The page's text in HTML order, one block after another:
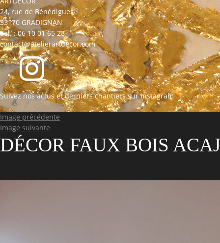
24, rue de Bénédigues
33170 GRADIGNAN
Tel. : 06 10 01 65 28
contact@atelierartdecor.com
Suivez nos actus et derniers chantiers sur Instagram
Image précédente
Image suivante
DÉCOR FAUX BOIS